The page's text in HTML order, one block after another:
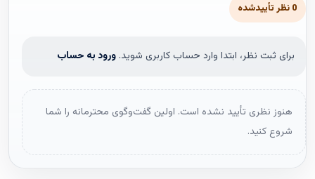
0 نظر تأییدشده
برای ثبت نظر، ابتدا وارد حساب کاربری شوید. ورود به حساب
هنوز نظری تأیید نشده است. اولین گفت‌وگوی محترمانه را شما
شروع کنید.